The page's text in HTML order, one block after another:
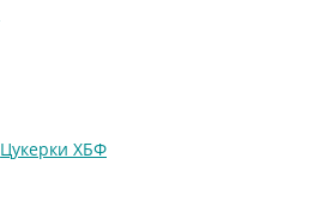
Цукерки ХБФ